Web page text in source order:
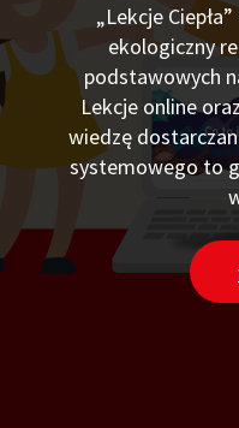
„Lekcje
ekologiczny
podstawowych
Lekcje online
wiedzę
systemowego to